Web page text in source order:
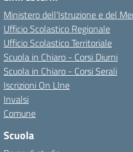
Ministero dell'Istruzione e del
Ufficio Scolastico Regionale
Ufficio Scolastico Territoriale
Scuola in Chiaro - Corsi Diurni
Scuola in Chiaro - Corsi Serali
Iscrizioni On LIne
Invalsi
Comune
Scuola